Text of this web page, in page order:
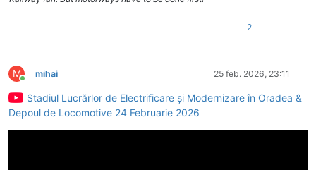
2
M
Conectat
mihai 25 feb. 2026, 23:11
Stadiul Lucrărlor de Electrificare și Modernizare în Oradea &
Depoul de Locomotive 24 Februarie 2026